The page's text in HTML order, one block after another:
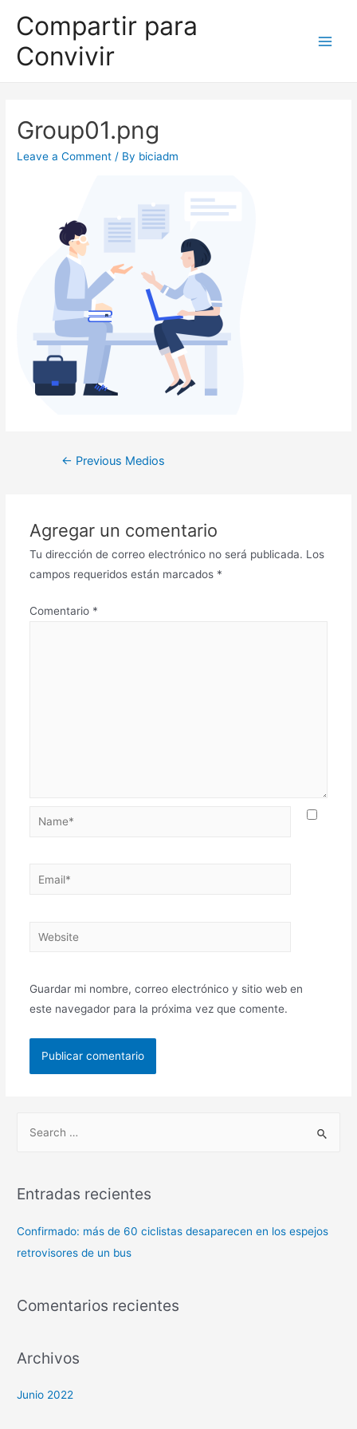
Compartir para
Convivir
Group01.png
Leave a Comment / By biciadm
← Previous Medios
Agregar un comentario
Tu dirección de correo electrónico no será publicada. Los
campos requeridos están marcados *
Comentario *
Guardar mi nombre, correo electrónico y sitio web en
este navegador para la próxima vez que comente.
Entradas recientes
Confirmado: más de 60 ciclistas desaparecen en los espejos
retrovisores de un bus
Comentarios recientes
Archivos
Junio 2022